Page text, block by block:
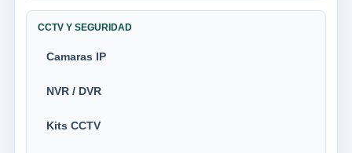
CCTV Y SEGURIDAD
Camaras IP
NVR / DVR
Kits CCTV